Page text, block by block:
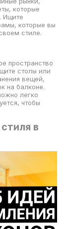
которые
Ищите
которые вы
стиле.
пространство
столы или
вещей,
на балконе.
легко
чтобы
в